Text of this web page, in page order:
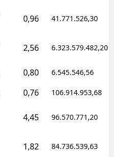
0,96 41.771.526,30
2,56 6.323.579.482,20
0,80 6.545.546,56
0,76 106.914.953,68
4,45 96.570.771,20
1,82 84.736.539,63